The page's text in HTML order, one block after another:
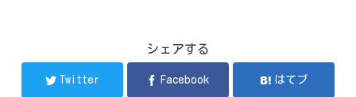
シェアする
Twitter Facebook はてブ